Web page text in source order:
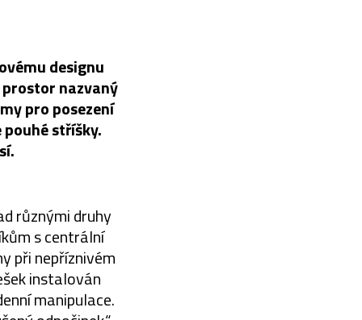
designu
nazvaný
pro posezení
stříšky.
různými druhy
s centrální
při nepříznivém
instalován
manipulace.